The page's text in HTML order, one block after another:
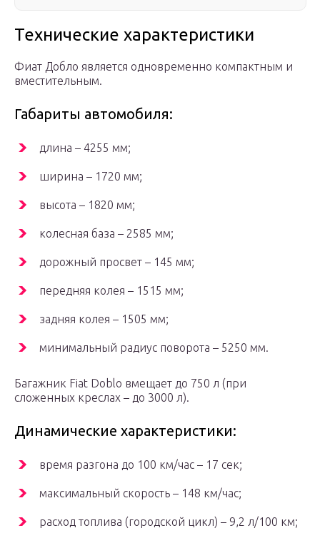
Технические характеристики
Фиат Добло является одновременно компактным и
вместительным.
Габариты автомобиля:
длина – 4255 мм;
ширина – 1720 мм;
высота – 1820 мм;
колесная база – 2585 мм;
дорожный просвет – 145 мм;
передняя колея – 1515 мм;
задняя колея – 1505 мм;
минимальный радиус поворота – 5250 мм.
Багажник Fiat Doblo вмещает до 750 л (при
сложенных креслах – до 3000 л).
Динамические характеристики:
время разгона до 100 км/час – 17 сек;
максимальный скорость – 148 км/час;
расход топлива (городской цикл) – 9,2 л/100 км;